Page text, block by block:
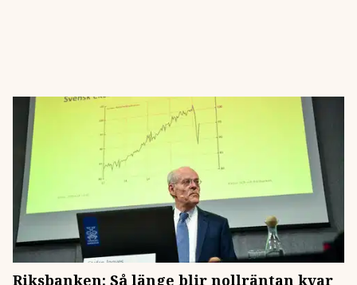
Riksbanken: Så länge blir nollräntan kvar